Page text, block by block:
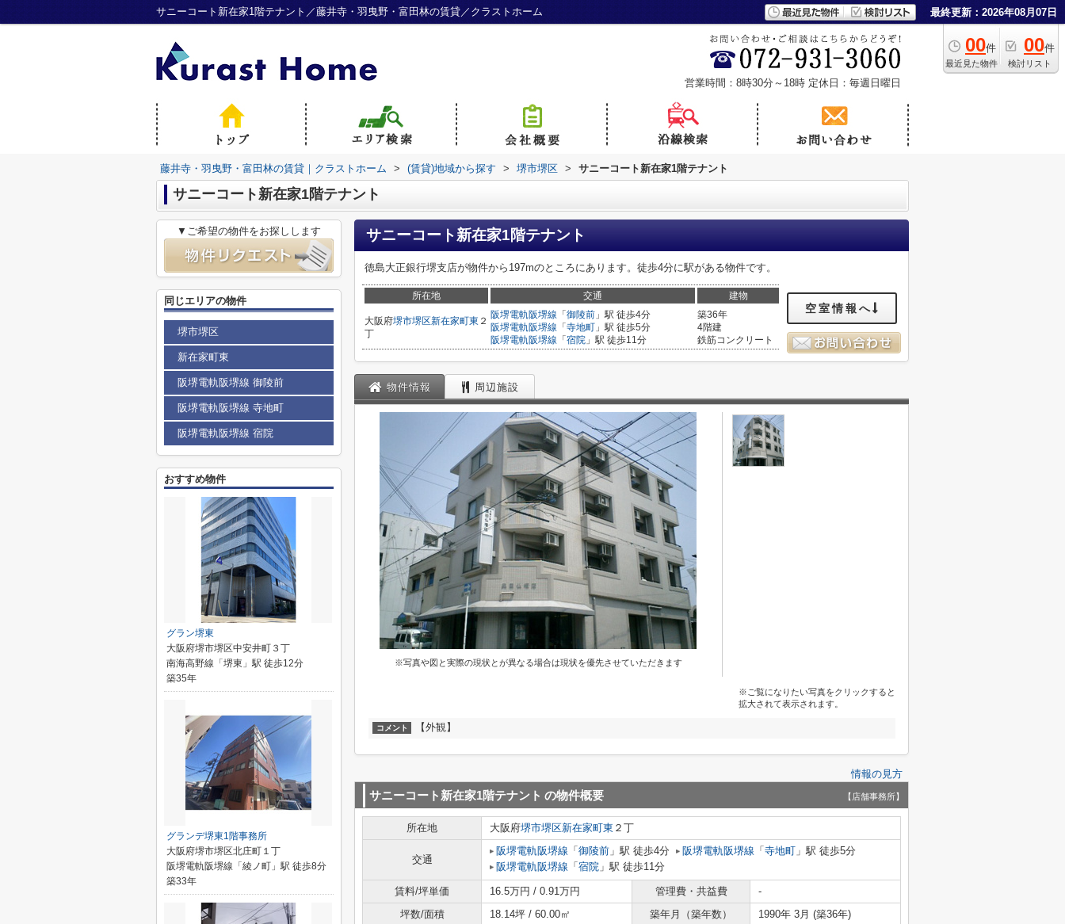
サニーコート新在家1階テナント／藤井寺・羽曳野・富田林の賃貸／クラストホーム 最終更新：2026年08月07日
00件
最近見た物件
00件
検討リスト
営業時間：8時30分～18時 定休日：毎週日曜日
藤井寺・羽曳野・富田林の賃貸｜クラストホーム > (賃貸)地域から探す > 堺市堺区 > サニーコート新在家1階テナント
サニーコート新在家1階テナント
サニーコート新在家1階テナント
徳島大正銀行堺支店が物件から197mのところにあります。徒歩4分に駅がある物件です。
所在地 交通 建物
大阪府堺市堺区新在家町東 ２
丁
阪堺電軌阪堺線 「 御陵前 」駅 徒歩4分
阪堺電軌阪堺線 「 寺地町 」駅 徒歩5分
阪堺電軌阪堺線 「 宿院 」駅 徒歩11分
築36年
4階建
鉄筋コンクリート
空室情報へ
物件情報 周辺施設
※写真や図と実際の現状とが異なる場合は現状を優先させていただきます
※ご覧になりたい写真をクリックすると
拡大されて表示されます。
コメント 【外観】
情報の見方
サニーコート新在家1階テナント の物件概要 【店舗事務所】
所在地 大阪府堺市堺区新在家町東 ２丁
交通
阪堺電軌阪堺線 「 御陵前 」駅 徒歩4分 阪堺電軌阪堺線 「 寺地町 」駅 徒歩5分
阪堺電軌阪堺線 「 宿院 」駅 徒歩11分
賃料/坪単価 16.5万円 / 0.91万円 管理費・共益費
-
坪数/面積
18.14坪 / 60.00㎡ 築年月（築年数） 1990年 3月 (築36年)
▼ご希望の物件をお探しします
同じエリアの物件
堺市堺区
新在家町東
阪堺電軌阪堺線 御陵前
阪堺電軌阪堺線 寺地町
阪堺電軌阪堺線 宿院
おすすめ物件
グラン堺東
大阪府堺市堺区中安井町３丁
南海高野線「堺東」駅 徒歩12分
築35年
グランデ堺東1階事務所
大阪府堺市堺区北庄町１丁
阪堺電軌阪堺線「綾ノ町」駅 徒歩8分
築33年